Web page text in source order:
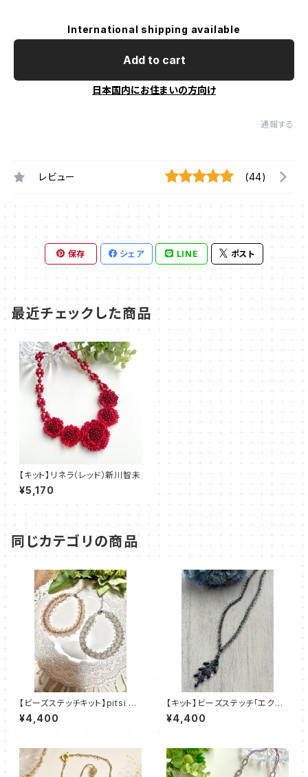
International shipping available
Add to cart
日本国内にお住まいの方向け
通報する
レビュー (44)
保存 シェア LINE ポスト
最近チェックした商品
【キット】リネラ（レッド）新川智未
¥5,170
同じカテゴリの商品
【ビーズステッチキット】pitsi ピ
ッツィ(2色)amu＋塩川千映子
¥4,400
【キット】ビーズステッチ「エクラ・
ブルー」清水理子
¥4,400